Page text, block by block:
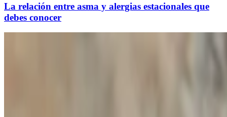
La relación entre asma y alergias estacionales que
debes conocer